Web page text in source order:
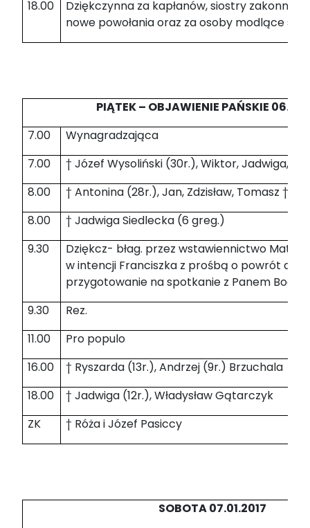
18.00
Dziękczynna za kapłanów, siostry zakonne,
nowe powołania oraz za osoby modlące się
PIĄTEK – OBJAWIENIE PAŃSKIE
7.00
Wynagradzająca
7.00
† Józef Wysoliński (30r.), Wiktor, Jadwiga,
8.00
† Antonina (28r.), Jan, Zdzisław, Tomasz ††
8.00
† Jadwiga Siedlecka (6 greg.)
9.30
Dziękcz- błag. przez wstawiennictwo Matki
w intencji Franciszka z prośbą o powrót do
przygotowanie na spotkanie z Panem
9.30
Rez.
11.00
Pro populo
16.00
† Ryszarda (13r.), Andrzej (9r.) Brzuchala
18.00
† Jadwiga (12r.), Władysław Gątarczyk
ZK
† Róża i Józef Pasiccy
SOBOTA 07.01.2017